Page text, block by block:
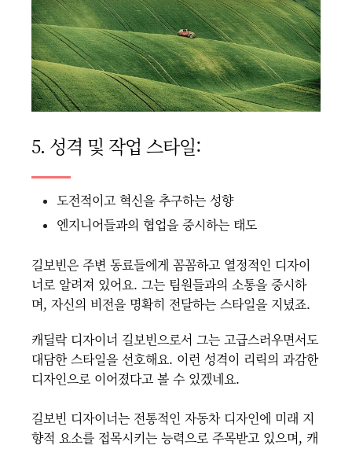
5. 성격 및 작업 스타일:
도전적이고 혁신을 추구하는 성향
엔지니어들과의 협업을 중시하는 태도
길보빈은 주변 동료들에게 꼼꼼하고 열정적인 디자이
너로 알려져 있어요. 그는 팀원들과의 소통을 중시하
며, 자신의 비전을 명확히 전달하는 스타일을 지녔죠.
캐딜락 디자이너 길보빈으로서 그는 고급스러우면서도
대담한 스타일을 선호해요. 이런 성격이 리릭의 과감한
디자인으로 이어졌다고 볼 수 있겠네요.
길보빈 디자이너는 전통적인 자동차 디자인에 미래 지
향적 요소를 접목시키는 능력으로 주목받고 있으며, 캐